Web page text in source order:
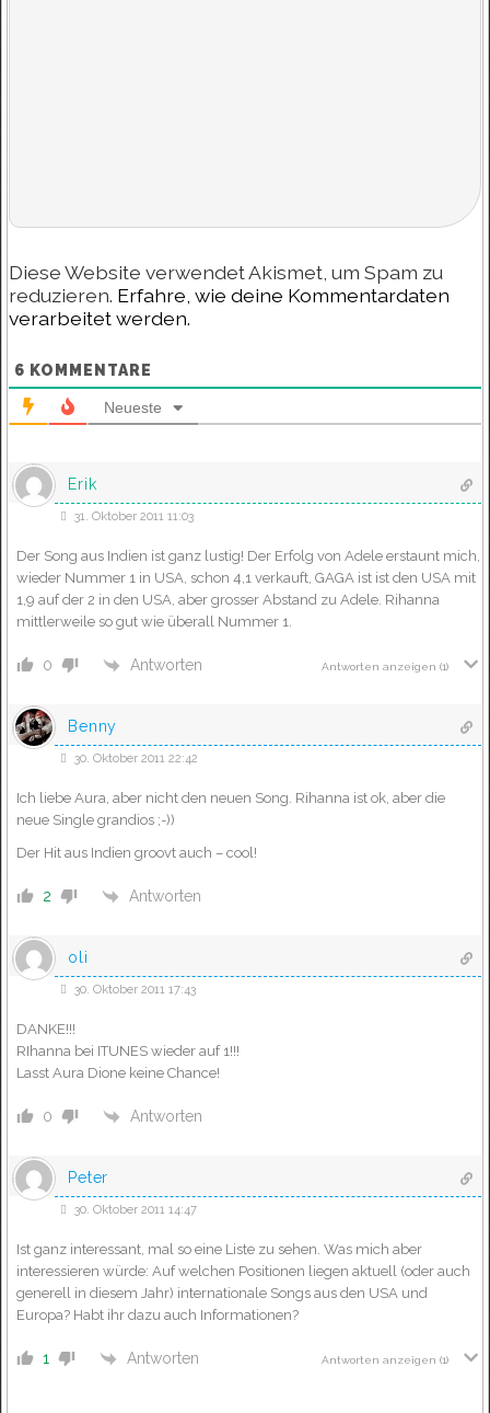
Diese Website verwendet Akismet, um Spam zu
reduzieren. Erfahre, wie deine Kommentardaten
verarbeitet werden.
6 KOMMENTARE
Neueste
Erik
31. Oktober 2011 11:03
Der Song aus Indien ist ganz lustig! Der Erfolg von Adele erstaunt mich,
wieder Nummer 1 in USA, schon 4,1 verkauft, GAGA ist ist den USA mit
1,9 auf der 2 in den USA, aber grosser Abstand zu Adele. Rihanna
mittlerweile so gut wie überall Nummer 1.
0 Antworten Antworten anzeigen (1)
Benny
30. Oktober 2011 22:42
Ich liebe Aura, aber nicht den neuen Song. Rihanna ist ok, aber die
neue Single grandios ;-))
Der Hit aus Indien groovt auch – cool!
2 Antworten
oli
30. Oktober 2011 17:43
DANKE!!!
RIhanna bei ITUNES wieder auf 1!!!
Lasst Aura Dione keine Chance!
0 Antworten
Peter
30. Oktober 2011 14:47
Ist ganz interessant, mal so eine Liste zu sehen. Was mich aber
interessieren würde: Auf welchen Positionen liegen aktuell (oder auch
generell in diesem Jahr) internationale Songs aus den USA und
Europa? Habt ihr dazu auch Informationen?
1 Antworten Antworten anzeigen (1)